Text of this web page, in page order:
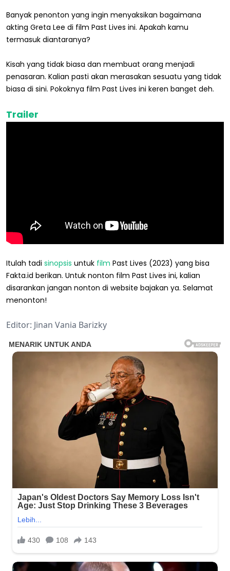
Banyak penonton yang ingin menyaksikan bagaimana
akting Greta Lee di film Past Lives ini. Apakah kamu
termasuk diantaranya?
Kisah yang tidak biasa dan membuat orang menjadi
penasaran. Kalian pasti akan merasakan sesuatu yang tidak
biasa di sini. Pokoknya film Past Lives ini keren banget deh.
Trailer
Itulah tadi sinopsis untuk film Past Lives (2023) yang bisa
Fakta.id berikan. Untuk nonton film Past Lives ini, kalian
disarankan jangan nonton di website bajakan ya. Selamat
menonton!
Editor: Jinan Vania Barizky